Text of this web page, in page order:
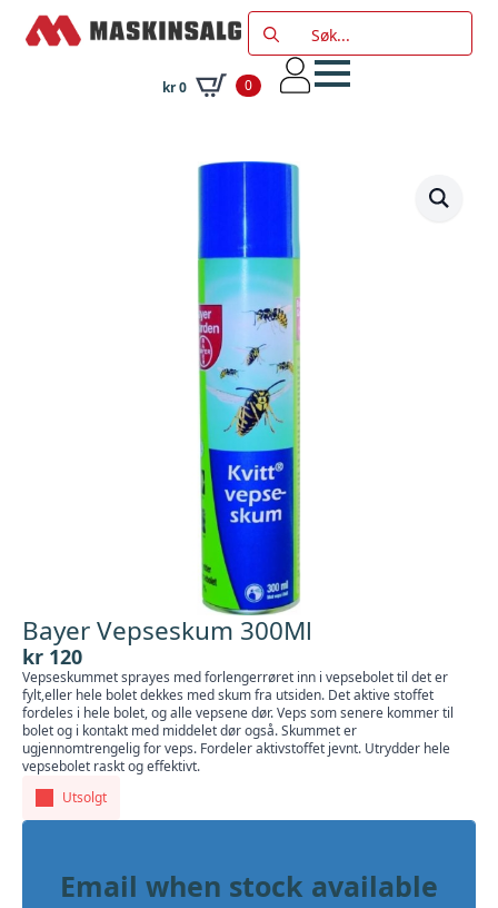
Search
for:
kr0 0
Bayer Vepseskum 300Ml
kr 120
Vepseskummet sprayes med forlengerrøret inn i vepsebolet til det er
fylt,eller hele bolet dekkes med skum fra utsiden. Det aktive stoffet
fordeles i hele bolet, og alle vepsene dør. Veps som senere kommer til
bolet og i kontakt med middelet dør også. Skummet er
ugjennomtrengelig for veps. Fordeler aktivstoffet jevnt. Utrydder hele
vepsebolet raskt og effektivt.
Utsolgt
Email when stock available